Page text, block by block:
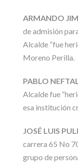
ARMANDO
de admisión
Alcalde “fue
Moreno Perilla.
PABLO
Alcalde fue
esa institución
JOSÉ LUIS
carrera 65 No
grupo de